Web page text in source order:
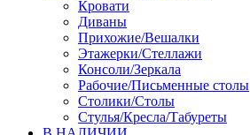
Кровати
Диваны
Прихожие/Вешалки
Этажерки/Стеллажи
Консоли/Зеркала
Рабочие/Письменные столы
Столики/Столы
Стулья/Кресла/Табуреты